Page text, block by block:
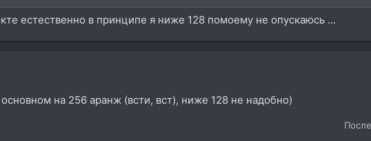
естественно в принципе я ниже 128 помоему не опускаюсь ...
на 256 аранж (всти, вст), ниже 128 не надобно)